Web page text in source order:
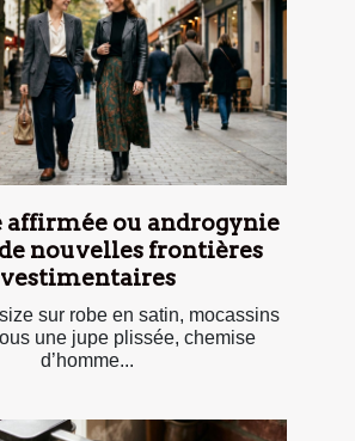
ou androgynie
nouvelles frontières
vestimentaires
sur robe en satin, mocassins
une jupe plissée, chemise
d’homme...